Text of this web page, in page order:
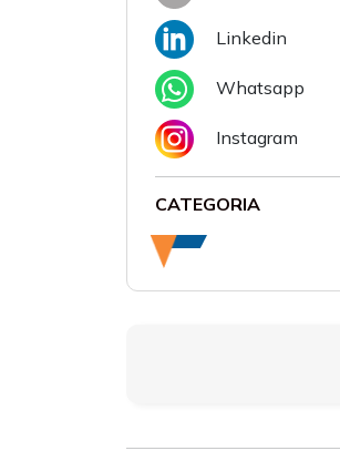
Linkedin
Whatsapp
Instagram
CATEGORIA